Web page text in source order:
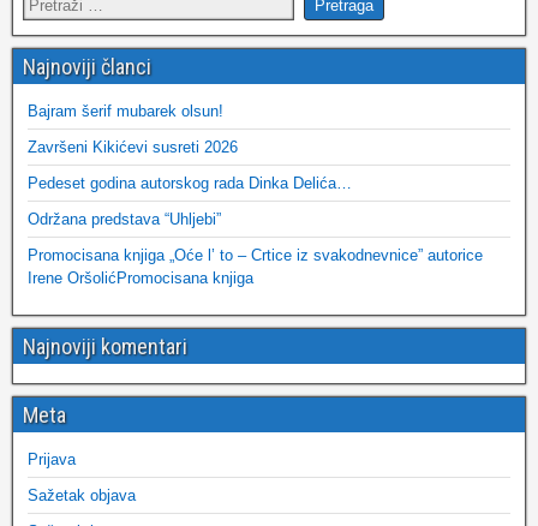
Najnoviji članci
Bajram šerif mubarek olsun!
Završeni Kikićevi susreti 2026
Pedeset godina autorskog rada Dinka Delića…
Održana predstava “Uhljebi”
Promocisana knjiga „Oće l’ to – Crtice iz svakodnevnice” autorice
Irene OršolićPromocisana knjiga
Najnoviji komentari
Meta
Prijava
Sažetak objava